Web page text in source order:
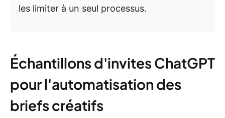
les limiter à un seul processus.
Échantillons d'invites ChatGPT
pour l'automatisation des
briefs créatifs